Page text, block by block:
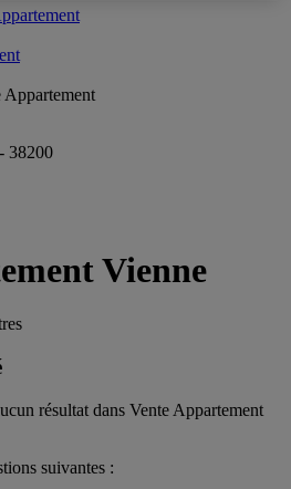
Appartement
38200
Vienne
résultat dans Vente Appartement
suivantes :